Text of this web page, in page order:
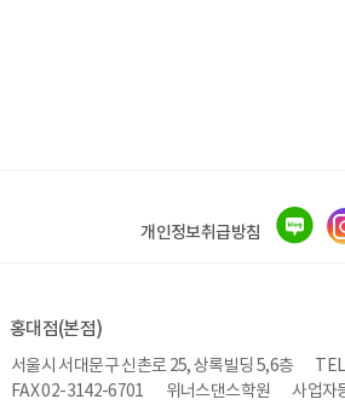
개인정보취급방침
홍대점(본점)
서울시 서대문구 신촌로 25, 상록빌딩 5,6층
FAX 02-3142-6701
위너스댄스학원 사업자